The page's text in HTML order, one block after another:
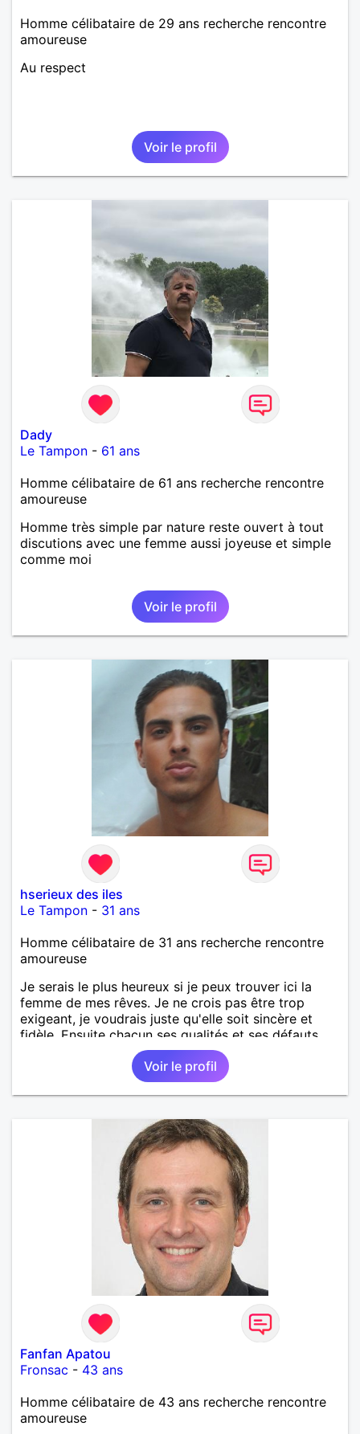
Homme célibataire de 29 ans recherche rencontre
amoureuse
Au respect
Voir le profil
Dady
Le Tampon - 61 ans
Homme célibataire de 61 ans recherche rencontre
amoureuse
Homme très simple par nature reste ouvert à tout
discutions avec une femme aussi joyeuse et simple
comme moi
Voir le profil
hserieux des iles
Le Tampon - 31 ans
Homme célibataire de 31 ans recherche rencontre
amoureuse
Je serais le plus heureux si je peux trouver ici la
femme de mes rêves. Je ne crois pas être trop
exigeant, je voudrais juste qu'elle soit sincère et
fidèle. Ensuite chacun ses qualités et ses défauts.
Venez dialoguer avec moi si ça vous tente !
Voir le profil
Fanfan Apatou
Fronsac - 43 ans
Homme célibataire de 43 ans recherche rencontre
amoureuse